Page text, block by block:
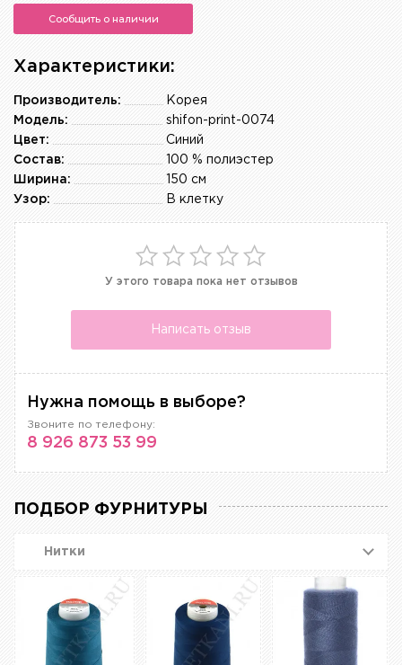
Сообщить о наличии
Характеристики:
Корея
Производитель:
shifon-print-0074
Модель:
Синий
Цвет:
100 % полиэстер
Состав:
150 см
Ширина:
В клетку
Узор:
У этого товара пока нет отзывов
Написать отзыв
Нужна помощь в выборе?
Звоните по телефону:
8 926 873 53 99
ПОДБОР ФУРНИТУРЫ
Нитки